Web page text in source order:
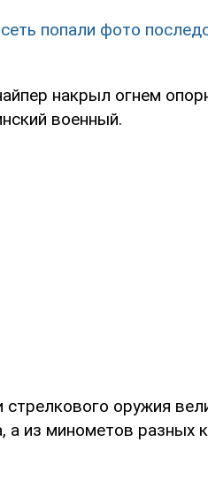
попали фото
накрыл огнем
военный.
стрелкового оружия
а из минометов разных